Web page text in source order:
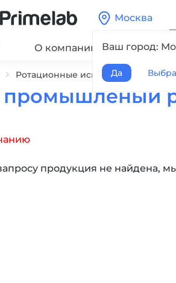
Москва
Ваш город:
Да
О компании Сервис
Ротационные испарители
промышленый
продукция не найдена,